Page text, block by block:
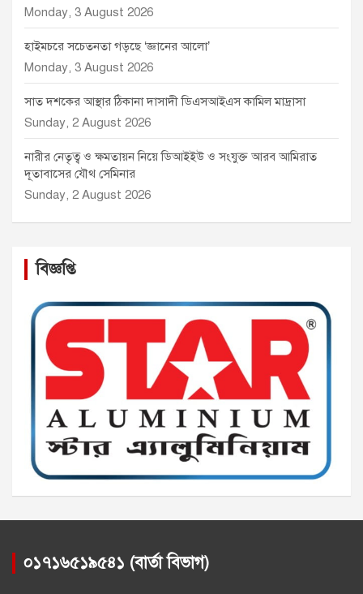
Monday, 3 August 2026
হাইমচরে সচেতনতা গড়ছে ‘জ্ঞানের আলো’
Monday, 3 August 2026
সাত দশকের আস্থার ঠিকানা দাসাদী ডিএসআইএস কামিল মাদ্রাসা
Sunday, 2 August 2026
নারীর নেতৃত্ব ও ক্ষমতায়ন নিয়ে ডিআইইউ ও সংযুক্ত আরব আমিরাত
দূতাবাসের যৌথ সেমিনার
Sunday, 2 August 2026
বিজ্ঞপ্তি
০১৭১৬৫১৯৫৪১ (বার্তা বিভাগ)